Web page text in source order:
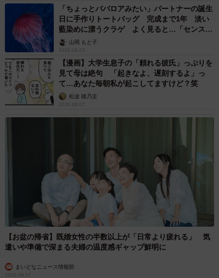
「ちょっとババロアみたい」パートナーの誕生
日に手作りトートバッグ 完成まで1年 淡い
藍染めに漂うクラゲ よく見ると…「センスす
ごい」山岡 もと子
2026.08.07
【漫画】大学生息子の「頼れる彼氏」っぷりを
見て母は絶句 「起きなよ、遅刻するよ」っ
て…あなた毎朝私が起こしてますけど？笑
松波 穂乃圭
2026.08.07
【お盆の帰省】既婚女性の半数以上が「日常より疲れる」 気
遣いや準備で深まる夫婦の温度感ギャップ鮮明に
まいどなニュース情報部
2026.08.07